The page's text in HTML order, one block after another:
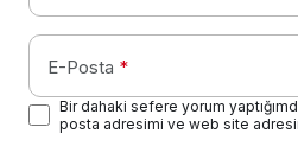
E-Posta *
Bir dahaki sefere yorum
posta adresimi ve web site